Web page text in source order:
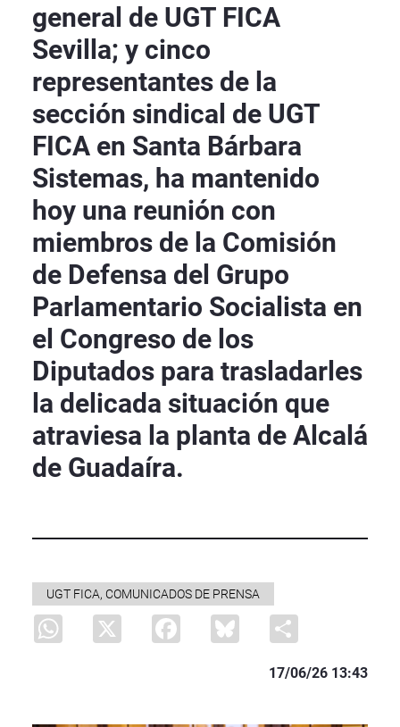
general de UGT FICA
Sevilla; y cinco
representantes de la
sección sindical de UGT
FICA en Santa Bárbara
Sistemas, ha mantenido
hoy una reunión con
miembros de la Comisión
de Defensa del Grupo
Parlamentario Socialista en
el Congreso de los
Diputados para trasladarles
la delicada situación que
atraviesa la planta de Alcalá
de Guadaíra.
UGT FICA, COMUNICADOS DE PRENSA
WhatsApp
X Facebook Bluesky
17/06/26 13:43